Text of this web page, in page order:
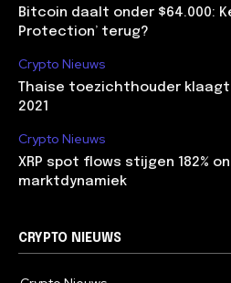
Bitcoin daalt onder $64.000:
Protection’ terug?
Crypto Nieuws
Thaise toezichthouder klaagt
2021
Crypto Nieuws
XRP spot flows stijgen 182%
marktdynamiek
CRYPTO NIEUWS